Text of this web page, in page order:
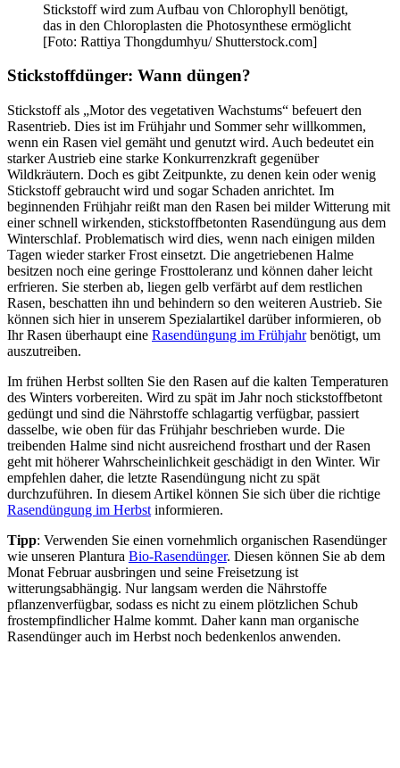
Stickstoff wird zum Aufbau von Chlorophyll benötigt,
das in den Chloroplasten die Photosynthese ermöglicht
[Foto: Rattiya Thongdumhyu/ Shutterstock.com]
Stickstoffdünger: Wann düngen?
Stickstoff als „Motor des vegetativen Wachstums“ befeuert den
Rasentrieb. Dies ist im Frühjahr und Sommer sehr willkommen,
wenn ein Rasen viel gemäht und genutzt wird. Auch bedeutet ein
starker Austrieb eine starke Konkurrenzkraft gegenüber
Wildkräutern. Doch es gibt Zeitpunkte, zu denen kein oder wenig
Stickstoff gebraucht wird und sogar Schaden anrichtet. Im
beginnenden Frühjahr reißt man den Rasen bei milder Witterung mit
einer schnell wirkenden, stickstoffbetonten Rasendüngung aus dem
Winterschlaf. Problematisch wird dies, wenn nach einigen milden
Tagen wieder starker Frost einsetzt. Die angetriebenen Halme
besitzen noch eine geringe Frosttoleranz und können daher leicht
erfrieren. Sie sterben ab, liegen gelb verfärbt auf dem restlichen
Rasen, beschatten ihn und behindern so den weiteren Austrieb. Sie
können sich hier in unserem Spezialartikel darüber informieren, ob
Ihr Rasen überhaupt eine Rasendüngung im Frühjahrbenötigt, um
auszutreiben.
Im frühen Herbst sollten Sie den Rasen auf die kalten Temperaturen
des Winters vorbereiten. Wird zu spät im Jahr noch stickstoffbetont
gedüngt und sind die Nährstoffe schlagartig verfügbar, passiert
dasselbe, wie oben für das Frühjahr beschrieben wurde. Die
treibenden Halme sind nicht ausreichend frosthart und der Rasen
geht mit höherer Wahrscheinlichkeit geschädigt in den Winter. Wir
empfehlen daher, die letzte Rasendüngung nicht zu spät
durchzuführen. In diesem Artikel können Sie sich über die richtige
Rasendüngung im Herbst informieren.
Tipp: Verwenden Sie einen vornehmlich organischen Rasendünger
wie unseren Plantura Bio-Rasendünger. Diesen können Sie ab dem
Monat Februar ausbringen und seine Freisetzung ist
witterungsabhängig. Nur langsam werden die Nährstoffe
pflanzenverfügbar, sodass es nicht zu einem plötzlichen Schub
frostempfindlicher Halme kommt. Daher kann man organische
Rasendünger auch im Herbst noch bedenkenlos anwenden.